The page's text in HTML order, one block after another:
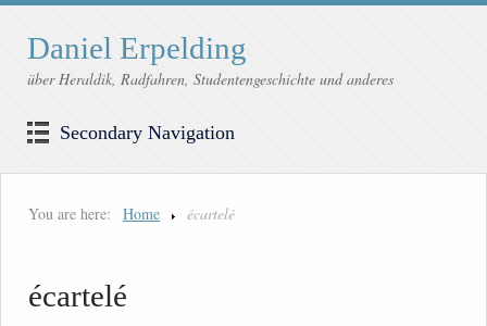
Daniel Erpelding
über Heraldik, Radfahren, Studentengeschichte und anderes
Secondary Navigation
You are here: Home écartelé
écartelé